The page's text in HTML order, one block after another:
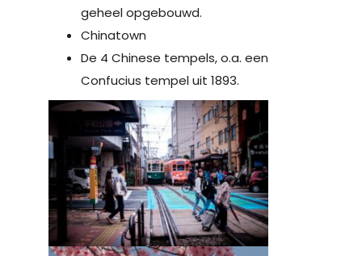
geheel opgebouwd.
Chinatown
De 4 Chinese tempels, o.a. een
Confucius tempel uit 1893.